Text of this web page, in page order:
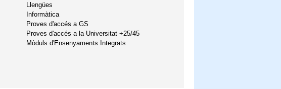
Llengües
Informàtica
Proves d'accés a GS
Proves d'accés a la Universitat +25/45
Mòduls d'Ensenyaments Integrats